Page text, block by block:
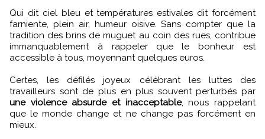
Qui dit ciel bleu et températures estivales dit forcément
farniente, plein air, humeur oisive. Sans compter que la
tradition des brins de muguet au coin des rues, contribue
immanquablement à rappeler que le bonheur est
accessible à tous, moyennant quelques euros.
Certes, les défilés joyeux célébrant les luttes des
travailleurs sont de plus en plus souvent perturbés par
une violence absurde et inacceptable, nous rappelant
que le monde change et ne change pas forcément en
mieux.